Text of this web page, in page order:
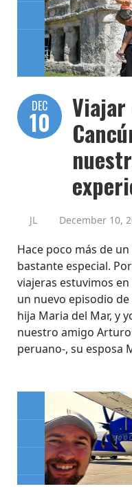
DEC
10
JL December 10,
Hace poco más de
bastante especial.
viajeras estuvimos
un nuevo episodio
hija Maria del Mar, y
nuestro amigo
peruano-, su esposa